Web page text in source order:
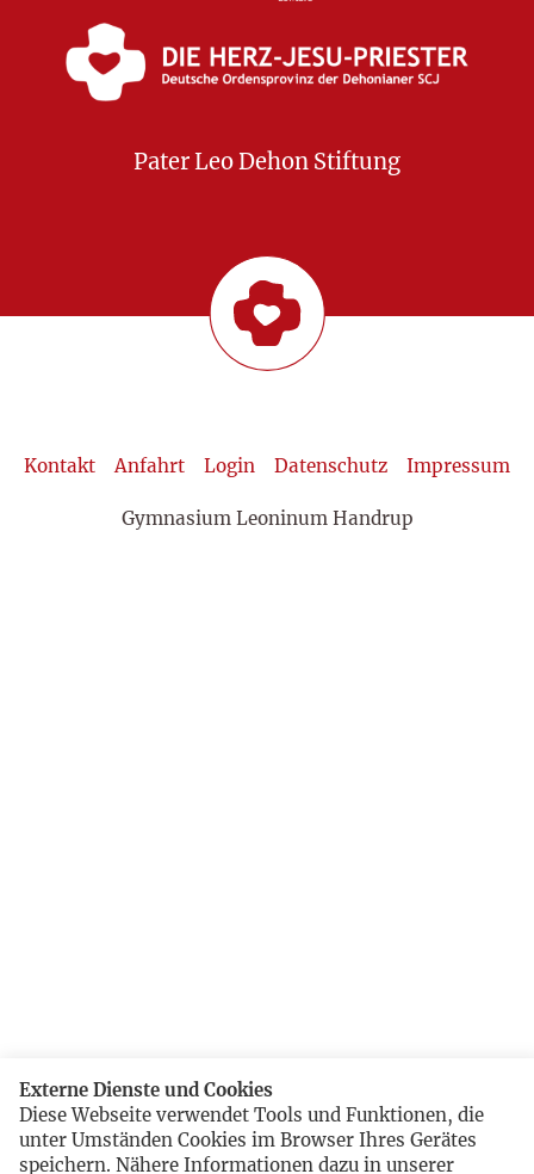
Pater Leo Dehon Stiftung
Kontakt Anfahrt Login Datenschutz Impressum
Gymnasium Leoninum Handrup
Externe Dienste und Cookies
Diese Webseite verwendet Tools und Funktionen, die
unter Umständen Cookies im Browser Ihres Gerätes
speichern. Nähere Informationen dazu in unserer